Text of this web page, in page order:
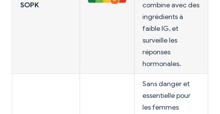
SOPK
combine avec des
ingrédients à
faible IG, et
surveille les
réponses
hormonales.
Sans danger et
essentielle pour
les femmes